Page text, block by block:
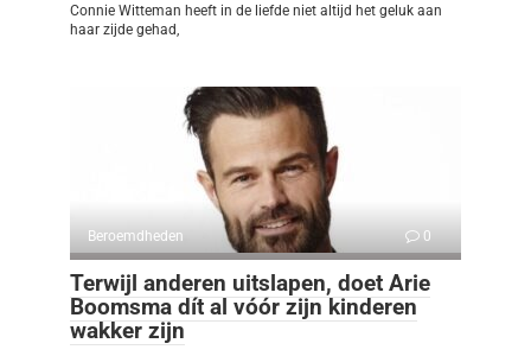
Connie Witteman heeft in de liefde niet altijd het geluk aan
haar zijde gehad,
Beroemdheden 0
Terwijl anderen uitslapen, doet Arie
Boomsma dít al vóór zijn kinderen
wakker zijn